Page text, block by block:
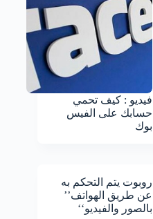
فيديو : كيف تحمي
حسابك على الفيس
بوك
روبوت يتم التحكم به
عن طريق الهواتف’’
بالصور والفيديو‘‘